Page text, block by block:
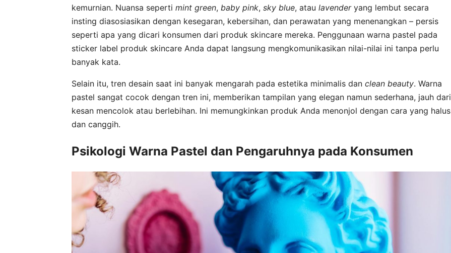
kemurnian. Nuansa seperti mint green, baby pink, sky blue, atau lavenderyang lembut secara
insting diasosiasikan dengan kesegaran, kebersihan, dan perawatan yang menenangkan – persis
seperti apa yang dicari konsumen dari produk skincare mereka. Penggunaan warna pastel pada
sticker label produk skincare Anda dapat langsung mengkomunikasikan nilai-nilai ini tanpa perlu
banyak kata.
Selain itu, tren desain saat ini banyak mengarah pada estetika minimalis dan clean beauty. Warna
pastel sangat cocok dengan tren ini, memberikan tampilan yang elegan namun sederhana, jauh dari
kesan mencolok atau berlebihan. Ini memungkinkan produk Anda menonjol dengan cara yang halus
dan canggih.
Psikologi Warna Pastel dan Pengaruhnya pada Konsumen